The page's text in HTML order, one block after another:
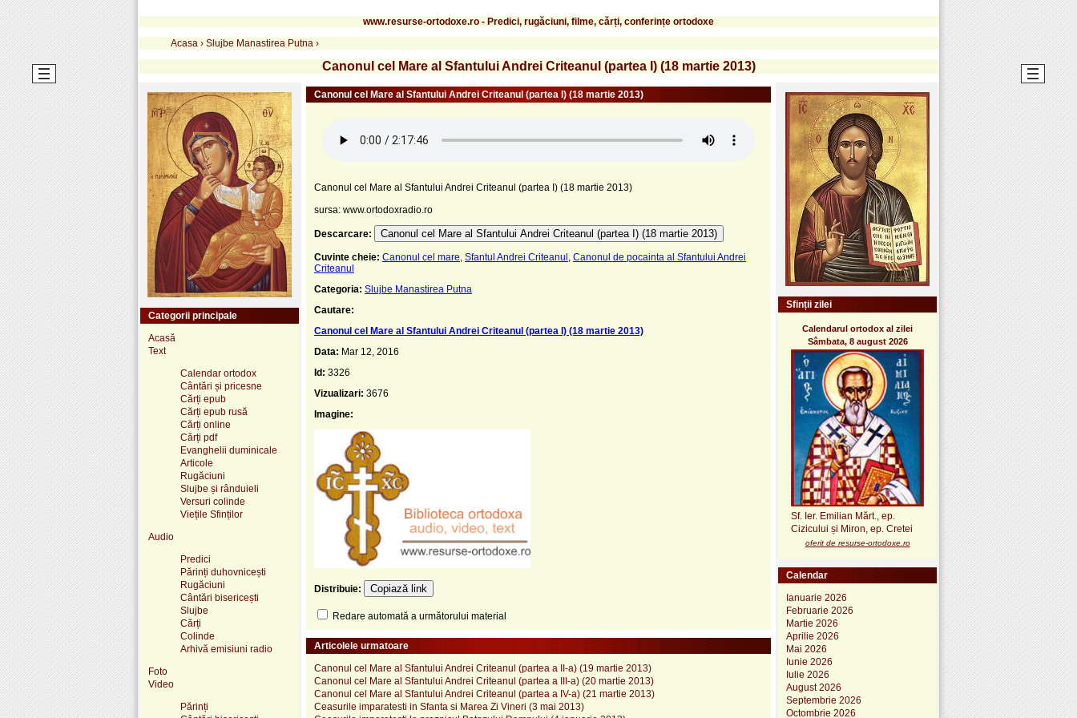
www.resurse-ortodoxe.ro - Predici, rugăciuni, filme, cărți, conferințe ortodoxe
Acasa › Slujbe Manastirea Putna ›
Canonul cel Mare al Sfantului Andrei Criteanul (partea I) (18 martie 2013)
Canonul cel Mare al Sfantului Andrei Criteanul (partea I) (18 martie 2013)
Canonul cel Mare al Sfantului Andrei Criteanul (partea I) (18 martie 2013)
sursa: www.ortodoxradio.ro
Descarcare: Canonul cel Mare al Sfantului Andrei Criteanul (partea I) (18 martie 2013)
Cuvinte cheie: Canonul cel mare Sfantul Andrei Criteanul Canonul de pocainta al Sfantului Andrei
Criteanul
Categoria: Slujbe Manastirea Putna
Cautare:
Canonul cel Mare al Sfantului Andrei Criteanul (partea I) (18 martie 2013)
Data: Mar 12, 2016
Id: 3326
Vizualizari: 3676
Imagine:
Distribuie: Copiază link
Redare automată a următorului material
Articolele urmatoare
Canonul cel Mare al Sfantului Andrei Criteanul (partea a II-a) (19 martie 2013)
Canonul cel Mare al Sfantului Andrei Criteanul (partea a III-a) (20 martie 2013)
Canonul cel Mare al Sfantului Andrei Criteanul (partea a IV-a) (21 martie 2013)
Ceasurile imparatesti in Sfanta si Marea Zi Vineri (3 mai 2013)
Categorii principale
Acasă
Text
Calendar ortodox
Cântări și pricesne
Cărți epub
Cărți epub rusă
Cărți online
Cărți pdf
Evanghelii duminicale
Articole
Rugăciuni
Slujbe și rânduieli
Versuri colinde
Viețile Sfinților
Audio
Predici
Părinți duhovnicești
Rugăciuni
Cântări bisericești
Slujbe
Cărți
Colinde
Arhivă emisiuni radio
Foto
Video
Părinți
Sfinții zilei
Calendarul ortodox al zilei
Sâmbata, 8 august 2026
Sf. Ier. Emilian Mărt., ep.
Cizicului și Miron, ep. Cretei
oferit de resurse-ortodoxe.ro
Calendar
Ianuarie 2026
Februarie 2026
Martie 2026
Aprilie 2026
Mai 2026
Iunie 2026
Iulie 2026
August 2026
Septembrie 2026
Octombrie 2026